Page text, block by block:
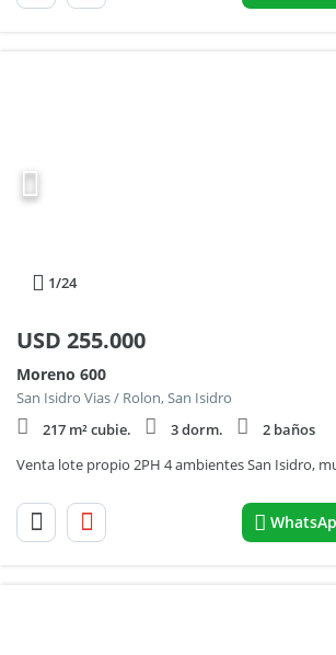
1/24
USD 255.000
Moreno 600
San Isidro Vias / Rolon, San Isidro
217 m² cubie.
3 dorm.
2 baños
Venta lote propio 2PH 4 ambientes San Isidro,